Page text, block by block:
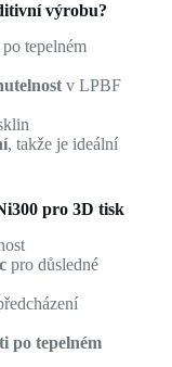
výrobu?
tepelném
v LPBF
, takže je ideální
pro 3D tisk
pro důsledné
po tepelném